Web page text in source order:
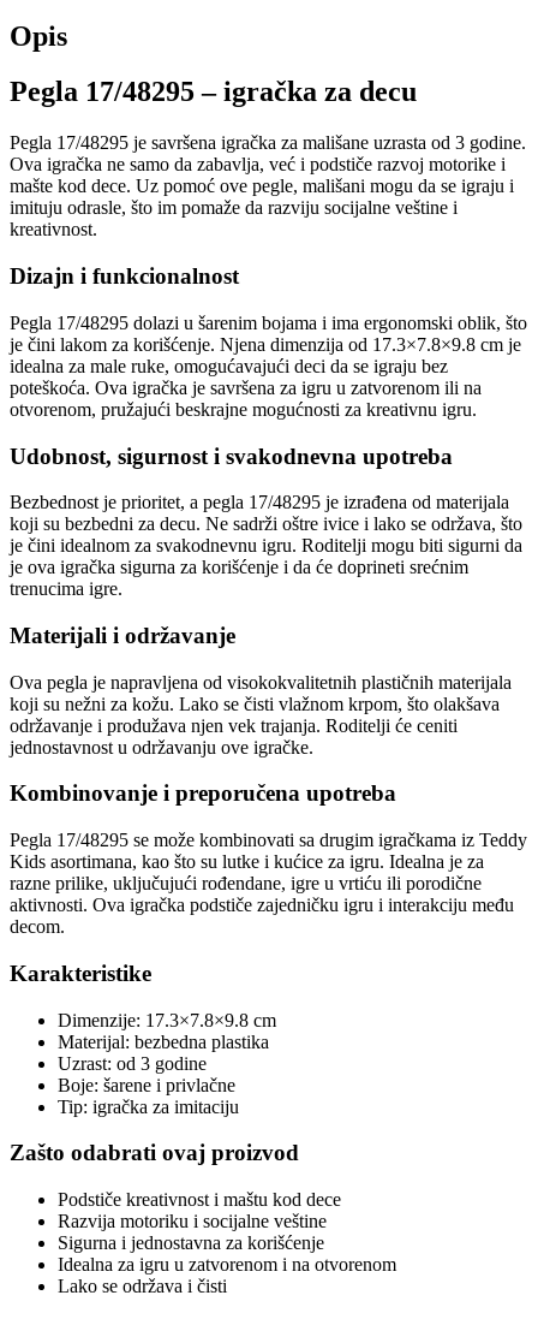
Opis
Pegla 17/48295 – igračka za decu
Pegla 17/48295 je savršena igračka za mališane uzrasta od 3 godine.
Ova igračka ne samo da zabavlja, već i podstiče razvoj motorike i
mašte kod dece. Uz pomoć ove pegle, mališani mogu da se igraju i
imituju odrasle, što im pomaže da razviju socijalne veštine i
kreativnost.
Dizajn i funkcionalnost
Pegla 17/48295 dolazi u šarenim bojama i ima ergonomski oblik, što
je čini lakom za korišćenje. Njena dimenzija od 17.3×7.8×9.8 cm je
idealna za male ruke, omogućavajući deci da se igraju bez
poteškoća. Ova igračka je savršena za igru u zatvorenom ili na
otvorenom, pružajući beskrajne mogućnosti za kreativnu igru.
Udobnost, sigurnost i svakodnevna upotreba
Bezbednost je prioritet, a pegla 17/48295 je izrađena od materijala
koji su bezbedni za decu. Ne sadrži oštre ivice i lako se održava, što
je čini idealnom za svakodnevnu igru. Roditelji mogu biti sigurni da
je ova igračka sigurna za korišćenje i da će doprineti srećnim
trenucima igre.
Materijali i održavanje
Ova pegla je napravljena od visokokvalitetnih plastičnih materijala
koji su nežni za kožu. Lako se čisti vlažnom krpom, što olakšava
održavanje i produžava njen vek trajanja. Roditelji će ceniti
jednostavnost u održavanju ove igračke.
Kombinovanje i preporučena upotreba
Pegla 17/48295 se može kombinovati sa drugim igračkama iz Teddy
Kids asortimana, kao što su lutke i kućice za igru. Idealna je za
razne prilike, uključujući rođendane, igre u vrtiću ili porodične
aktivnosti. Ova igračka podstiče zajedničku igru i interakciju među
decom.
Karakteristike
Dimenzije: 17.3×7.8×9.8 cm
Materijal: bezbedna plastika
Uzrast: od 3 godine
Boje: šarene i privlačne
Tip: igračka za imitaciju
Zašto odabrati ovaj proizvod
Podstiče kreativnost i maštu kod dece
Razvija motoriku i socijalne veštine
Sigurna i jednostavna za korišćenje
Idealna za igru u zatvorenom i na otvorenom
Lako se održava i čisti